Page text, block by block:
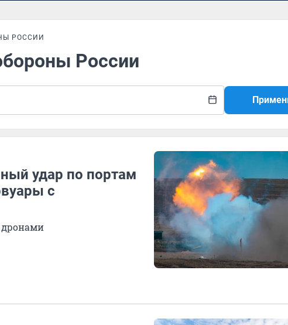
РОССИИ
России
удар по портам
с
дронами